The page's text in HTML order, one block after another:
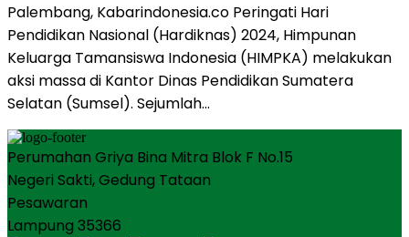
Palembang, Kabarindonesia.co Peringati Hari
Pendidikan Nasional (Hardiknas) 2024, Himpunan
Keluarga Tamansiswa Indonesia (HIMPKA) melakukan
aksi massa di Kantor Dinas Pendidikan Sumatera
Selatan (Sumsel). Sejumlah…
Perumahan Griya Bina Mitra Blok F No.15
Negeri Sakti, Gedung Tataan
Pesawaran
Lampung 35366